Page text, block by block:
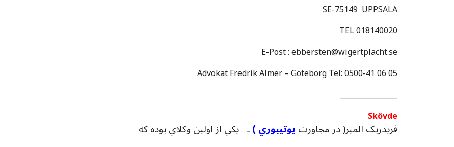
SE-75149 UPPSALA
TEL 018140020
E-Post : ebbersten@wigertplacht.se
Advokat Fredrik Almer – Göteborg Tel: 0500-41 06 05
________________
Skövde
فريدريک المير( در مجاورتيوتيبوري )ـ يکي از اولين وکلاي بوده که